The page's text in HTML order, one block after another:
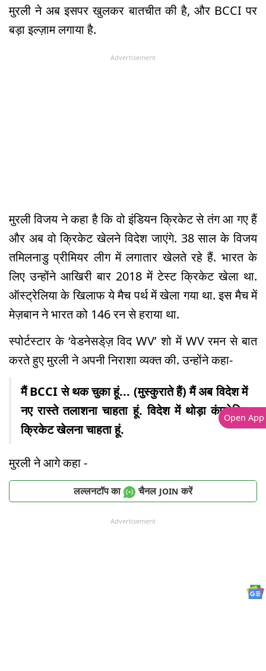
मुरली ने अब इसपर खुलकर बातचीत की है, और BCCI पर
बड़ा इल्ज़ाम लगाया है.
Advertisement
मुरली विजय ने कहा है कि वो इंडियन क्रिकेट से तंग आ गए हैं
और अब वो क्रिकेट खेलने विदेश जाएंगे. 38 साल के विजय
तमिलनाडु प्रीमियर लीग में लगातार खेलते रहे हैं. भारत के
लिए उन्होंने आखिरी बार 2018 में टेस्ट क्रिकेट खेला था.
ऑस्ट्रेलिया के खिलाफ ये मैच पर्थ में खेला गया था. इस मैच में
मेज़बान ने भारत को 146 रन से हराया था.
स्पोर्टस्टार के ‘वेडनेसडे्ज़ विद WV’ शो में WV रमन से बात
करते हुए मुरली ने अपनी निराशा व्यक्त की. उन्होंने कहा-
मैं BCCI से थक चुका हूं... (मुस्कुराते हैं) मैं अब विदेश में
नए रास्ते तलाशना चाहता हूं. विदेश में थोड़ा कंपटेटिव
क्रिकेट खेलना चाहता हूं.
मुरली ने आगे कहा -
लल्लनटॉप का चैनल JOIN करें
Advertisement
Open App